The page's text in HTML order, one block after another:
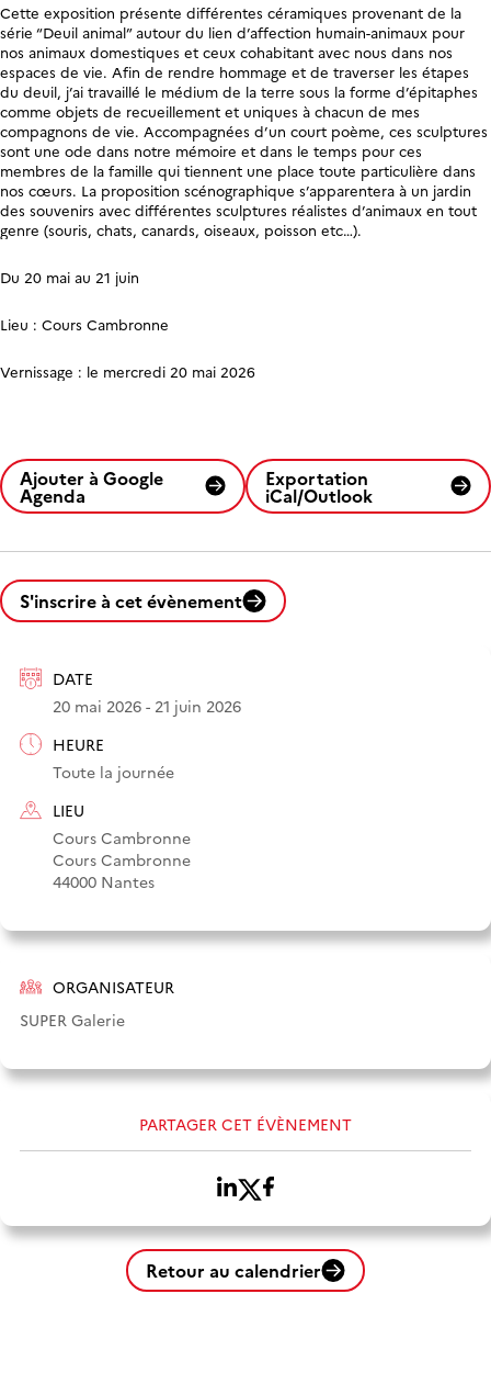
S'inscrire à cet évènement
DATE
20 mai 2026 - 21 juin 2026
HEURE
Toute la journée
LIEU
Cours Cambronne
Cours Cambronne
44000 Nantes
ORGANISATEUR
SUPER Galerie
PARTAGER CET ÉVÈNEMENT
Cette exposition présente différentes céramiques provenant de la
série “Deuil animal” autour du lien d’affection humain-animaux pour
nos animaux domestiques et ceux cohabitant avec nous dans nos
espaces de vie. Afin de rendre hommage et de traverser les étapes
du deuil, j’ai travaillé le médium de la terre sous la forme d’épitaphes
comme objets de recueillement et uniques à chacun de mes
compagnons de vie. Accompagnées d’un court poème, ces sculptures
sont une ode dans notre mémoire et dans le temps pour ces
membres de la famille qui tiennent une place toute particulière dans
nos cœurs. La proposition scénographique s’apparentera à un jardin
des souvenirs avec différentes sculptures réalistes d’animaux en tout
genre (souris, chats, canards, oiseaux, poisson etc…).
Du 20 mai au 21 juin
Lieu : Cours Cambronne
Vernissage : le mercredi 20 mai 2026
Ajouter à Google
Agenda
Exportation
iCal/Outlook
Retour au calendrier